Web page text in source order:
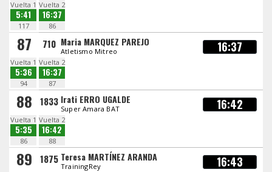
Vuelta 1
5:41
117
Vuelta 2
16:37
86
87 710 Maria MARQUEZ PAREJO
Atletismo Mitreo 16:37
Vuelta 1
5:36
94
Vuelta 2
16:37
87
88 1833 Irati ERRO UGALDE
Super Amara BAT 16:42
Vuelta 1
5:35
86
Vuelta 2
16:42
88
89 1875 Teresa MARTÍNEZ ARANDA
TrainingRey 16:43